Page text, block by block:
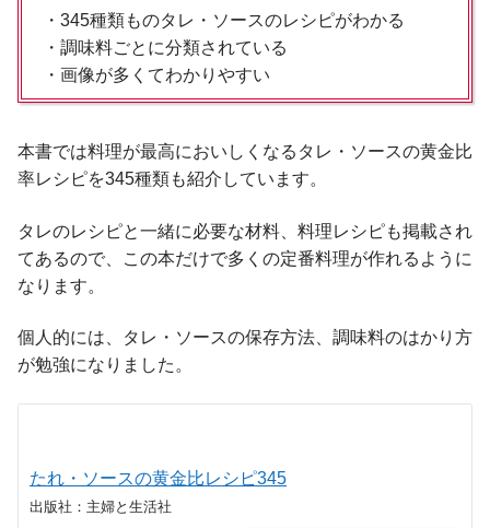
・345種類ものタレ・ソースのレシピがわかる
・調味料ごとに分類されている
・画像が多くてわかりやすい
本書では料理が最高においしくなるタレ・ソースの黄金比
率レシピを345種類も紹介しています。
タレのレシピと一緒に必要な材料、料理レシピも掲載され
てあるので、この本だけで多くの定番料理が作れるように
なります。
個人的には、タレ・ソースの保存方法、調味料のはかり方
が勉強になりました。
たれ・ソースの黄金比レシピ345
出版社：主婦と生活社